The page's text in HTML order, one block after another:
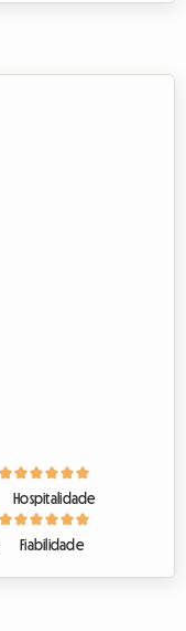
Hospitalidade
Fiabilidade